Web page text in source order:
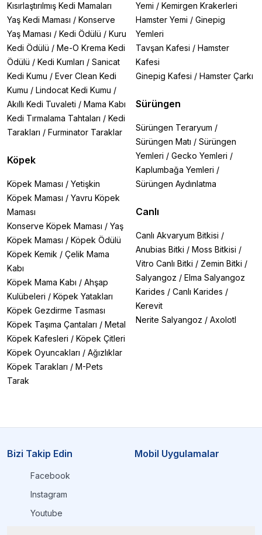
Kısırlaştırılmış Kedi Mamaları
Yaş Kedi Maması / Konserve
Yaş Maması / Kedi Ödülü / Kuru
Kedi Ödülü / Me-O Krema Kedi
Ödülü / Kedi Kumları / Sanicat
Kedi Kumu / Ever Clean Kedi
Kumu / Lindocat Kedi Kumu /
Akıllı Kedi Tuvaleti / Mama Kabı
Kedi Tırmalama Tahtaları / Kedi
Tarakları / Furminator Taraklar
Köpek
Köpek Maması / Yetişkin
Köpek Maması / Yavru Köpek
Maması
Konserve Köpek Maması / Yaş
Köpek Maması / Köpek Ödülü
Köpek Kemik / Çelik Mama
Kabı
Köpek Mama Kabı / Ahşap
Kulübeleri / Köpek Yatakları
Köpek Gezdirme Tasması
Köpek Taşıma Çantaları / Metal
Köpek Kafesleri / Köpek Çitleri
Köpek Oyuncakları / Ağızlıklar
Köpek Tarakları / M-Pets
Tarak
Yemi / Kemirgen Krakerleri
Hamster Yemi / Ginepig
Yemleri
Tavşan Kafesi / Hamster
Kafesi
Ginepig Kafesi / Hamster Çarkı
Sürüngen
Sürüngen Teraryum /
Sürüngen Matı / Sürüngen
Yemleri / Gecko Yemleri /
Kaplumbağa Yemleri /
Sürüngen Aydınlatma
Canlı
Canlı Akvaryum Bitkisi /
Anubias Bitki / Moss Bitkisi /
Vitro Canlı Bitki / Zemin Bitki /
Salyangoz / Elma Salyangoz
Karides / Canlı Karides /
Kerevit
Nerite Salyangoz / Axolotl
Bizi Takip Edin
Facebook
Instagram
Youtube
Mobil Uygulamalar